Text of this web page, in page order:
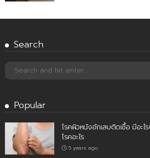
Search
Popular
โรคผิวหนังอักเสบติดเชื้อ มีอะ
โรคอะไร
5 years ago